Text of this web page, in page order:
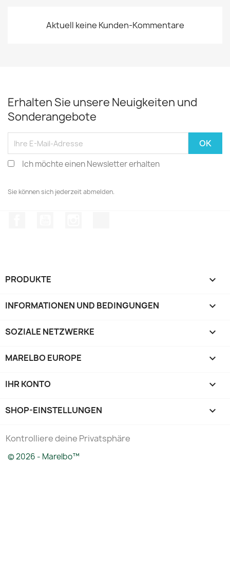
Aktuell keine Kunden-Kommentare
Erhalten Sie unsere Neuigkeiten und
Sonderangebote
Ich möchte einen Newsletter erhalten
Sie können sich jederzeit abmelden.
PRODUKTE 
INFORMATIONEN UND BEDINGUNGEN 
SOZIALE NETZWERKE 
MARELBO EUROPE 
IHR KONTO 
SHOP-EINSTELLUNGEN keyboard_arrow_down
Kontrolliere deine Privatsphäre
© 2026 - Marelbo™